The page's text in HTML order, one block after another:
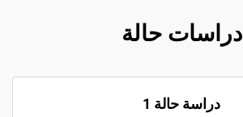
دراسات حالة
دراسة حالة 1